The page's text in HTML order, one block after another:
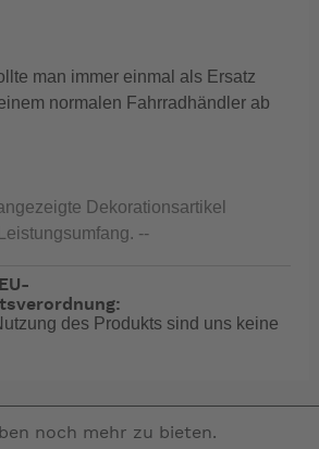
man immer einmal als Ersatz
normalen Fahrradhändler ab
Dekorationsartikel
--
des Produkts sind uns keine
noch mehr zu bieten.